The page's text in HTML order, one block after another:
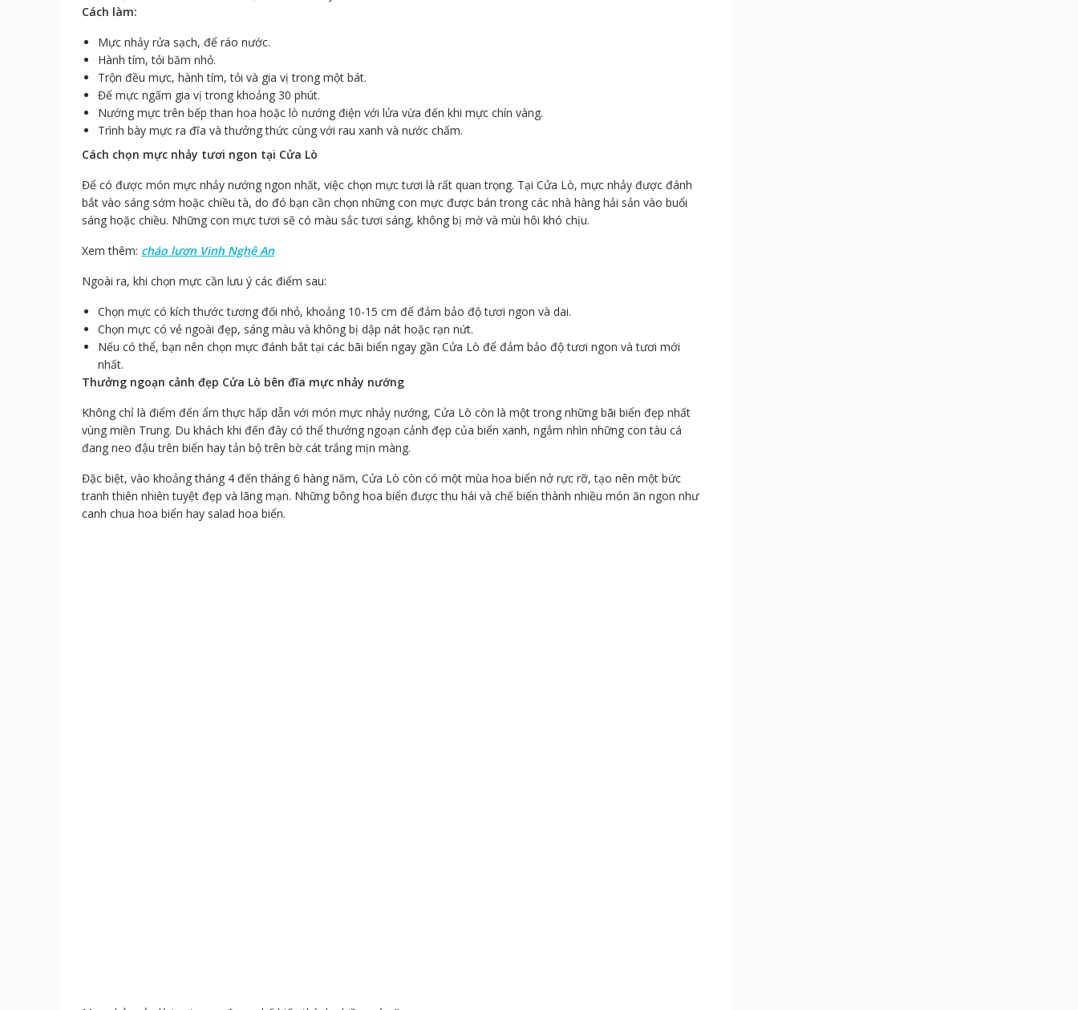
Cách làm:
Mực nhảy rửa sạch, để ráo nước.
Hành tím, tỏi băm nhỏ.
Trộn đều mực, hành tím, tỏi và gia vị trong một bát.
Để mực ngấm gia vị trong khoảng 30 phút.
Nướng mực trên bếp than hoa hoặc lò nướng điện với lửa vừa đến khi mực chín vàng.
Trình bày mực ra đĩa và thưởng thức cùng với rau xanh và nước chấm.
Cách chọn mực nhảy tươi ngon tại Cửa Lò
Để có được món mực nhảy nướng ngon nhất, việc chọn mực tươi là rất quan trọng. Tại Cửa Lò, mực nhảy được đánh
bắt vào sáng sớm hoặc chiều tà, do đó bạn cần chọn những con mực được bán trong các nhà hàng hải sản vào buổi
sáng hoặc chiều. Những con mực tươi sẽ có màu sắc tươi sáng, không bị mờ và mùi hôi khó chịu.
Xem thêm: cháo lươn Vinh Nghệ An
Ngoài ra, khi chọn mực cần lưu ý các điểm sau:
Chọn mực có kích thước tương đối nhỏ, khoảng 10-15 cm để đảm bảo độ tươi ngon và dai.
Chọn mực có vẻ ngoài đẹp, sáng màu và không bị dập nát hoặc rạn nứt.
Nếu có thể, bạn nên chọn mực đánh bắt tại các bãi biển ngay gần Cửa Lò để đảm bảo độ tươi ngon và tươi mới
nhất.
Thưởng ngoạn cảnh đẹp Cửa Lò bên đĩa mực nhảy nướng
Không chỉ là điểm đến ẩm thực hấp dẫn với món mực nhảy nướng, Cửa Lò còn là một trong những bãi biển đẹp nhất
vùng miền Trung. Du khách khi đến đây có thể thưởng ngoạn cảnh đẹp của biển xanh, ngắm nhìn những con tàu cá
đang neo đậu trên biển hay tản bộ trên bờ cát trắng mịn màng.
Đặc biệt, vào khoảng tháng 4 đến tháng 6 hàng năm, Cửa Lò còn có một mùa hoa biển nở rực rỡ, tạo nên một bức
tranh thiên nhiên tuyệt đẹp và lãng mạn. Những bông hoa biển được thu hái và chế biến thành nhiều món ăn ngon như
canh chua hoa biển hay salad hoa biển.